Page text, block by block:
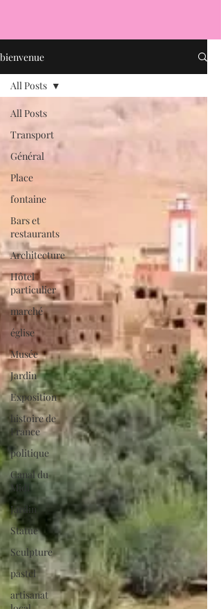
bienvenue
All Posts
Transport
Général
Place
fontaine
Bars et
restaurants
Architecture
Hôtel
particulier
marché
église
Musée
Jardin
Exposition
histoire de
France
politique
Canal du
Midi
Jardin
Statue
Sculpture
pastel
artisanat
All Posts